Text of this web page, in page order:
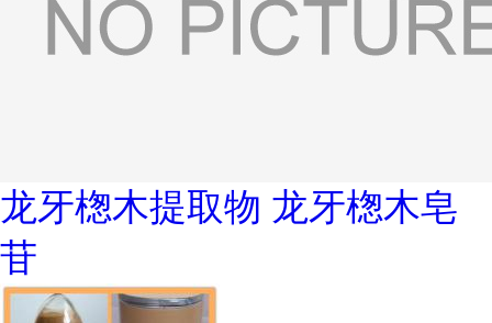
龙牙楤木提取物 龙牙楤木皂
苷